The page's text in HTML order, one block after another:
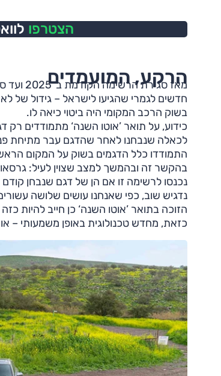
הצטרפו
הרקע, המועמדים
בשוק הרכב המקומי היה ביטוי כיאה לו.
כידוע, על תואר ’אוטו השנה‘ מתמודדים
לכאלה שנבחנו לאחר שהדגם עבר מתיחת
התמודדו כלל הדגמים בשוק על המקום
בהקשר זה ובהמשך למצב שצוין לעיל:
נכנסו לרשימה זו אם הן של דגם שנבחן
נדגיש שוב, כפי שאנחנו עושים שלושה
הזוכה בתואר ’אוטו השנה‘ כן חייב להיות
כזאת, מחדש טכנולוגית באופן משמעותי –